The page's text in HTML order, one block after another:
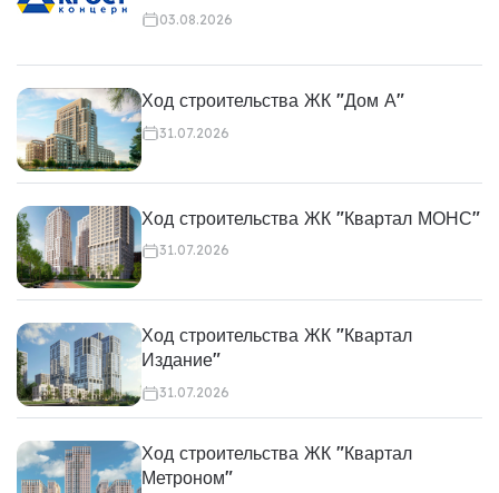
03.08.2026
Ход строительства ЖК "Дом А"
31.07.2026
Ход строительства ЖК "Квартал МОНС"
31.07.2026
Ход строительства ЖК "Квартал
Издание"
31.07.2026
Ход строительства ЖК "Квартал
Метроном"